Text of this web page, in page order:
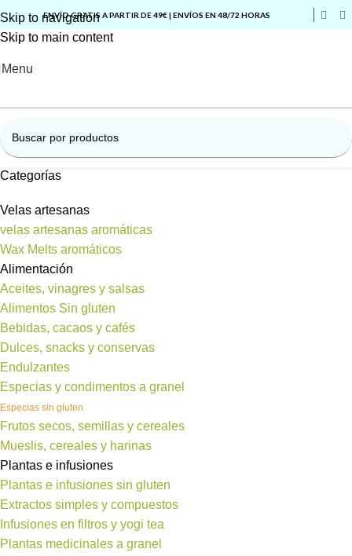
Skip to navigation
Skip to main content
ENVÍO GRATIS A PARTIR DE 49€ | ENVÍOS EN 48/72 HORAS
Menu
Categorías
Velas artesanas
velas artesanas aromáticas
Wax Melts aromáticos
Alimentación
Aceites, vinagres y salsas
Alimentos Sin gluten
Bebidas, cacaos y cafés
Dulces, snacks y conservas
Endulzantes
Especias y condimentos a granel
Especias sin gluten
Frutos secos, semillas y cereales
Mueslis, cereales y harinas
Plantas e infusiones
Plantas e infusiones sin gluten
Extractos simples y compuestos
Infusiones en filtros y yogi tea
Plantas medicinales a granel